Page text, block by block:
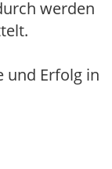
werden
und Erfolg in